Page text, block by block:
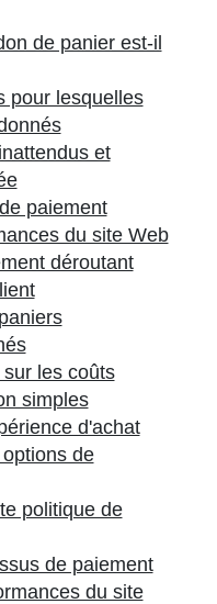
de panier est-il
pour lesquelles
et
paiement
du site Web
déroutant
les coûts
simples
d'achat
de
politique de
de paiement
du site